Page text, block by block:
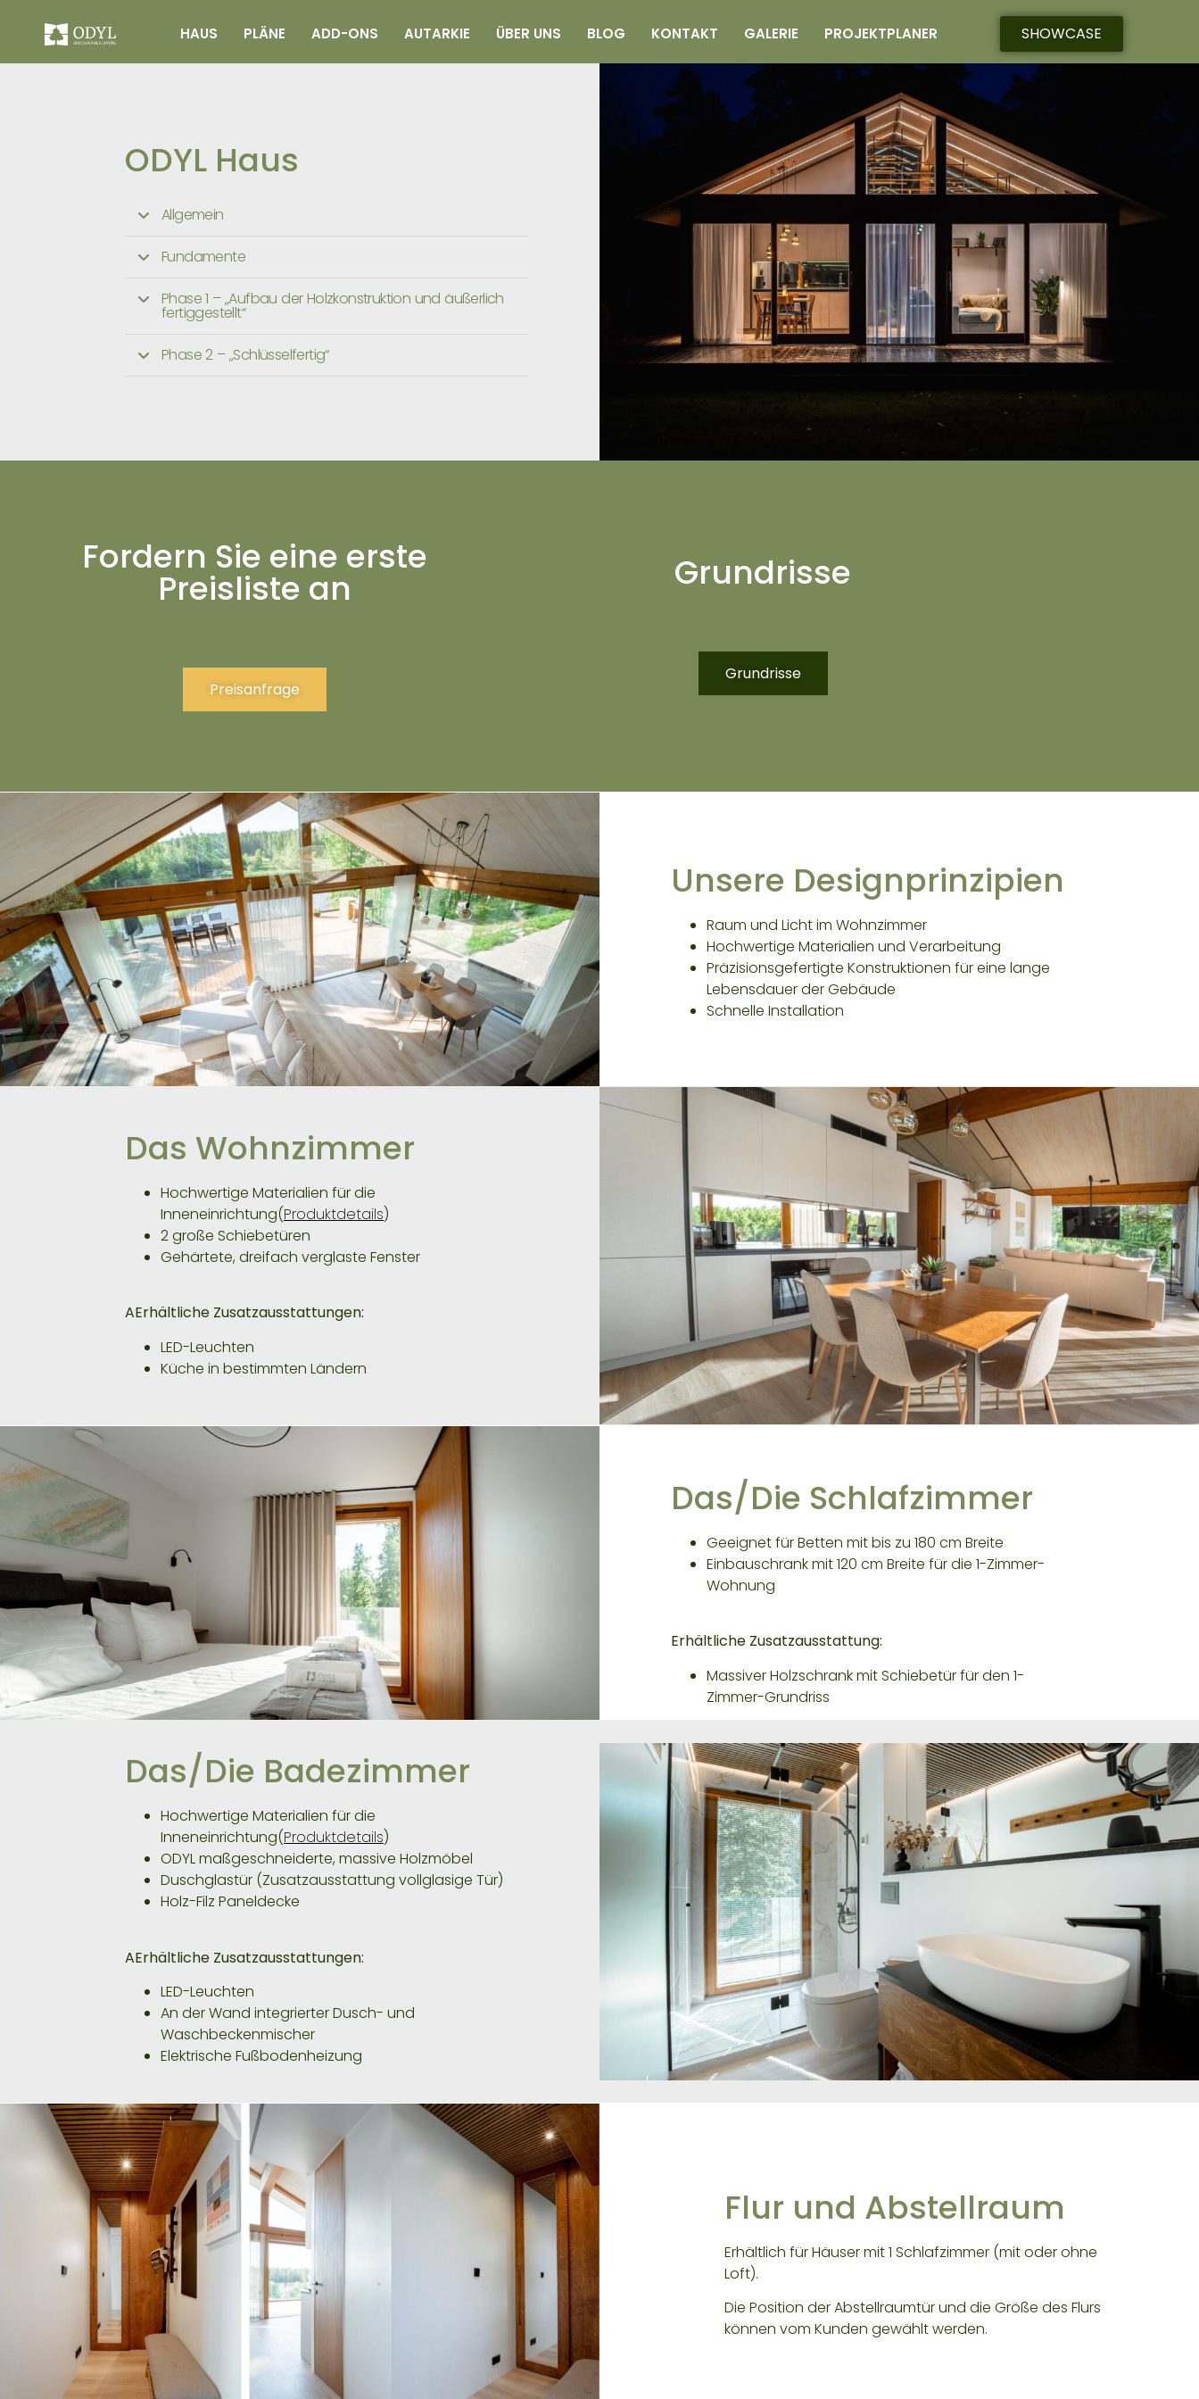
HAUS PLÄNE ADD-ONS AUTARKIE ÜBER UNS BLOG KONTAKT GALERIE PROJEKTPLANER SHOWCASE
ODYL Haus
Allgemein
Fundamente
Phase 1 – „Aufbau der Holzkonstruktion und äußerlich
fertiggestellt“
Phase 2 – „Schlüsselfertig“
Fordern Sie eine erste
Preisliste an
Preisanfrage
Grundrisse
Grundrisse
Unsere Designprinzipien
Raum und Licht im Wohnzimmer
Hochwertige Materialien und Verarbeitung
Präzisionsgefertigte Konstruktionen für eine lange
Lebensdauer der Gebäude
Schnelle Installation
Das Wohnzimmer
Hochwertige Materialien für die
Inneneinrichtung(Produktdetails)
2 große Schiebetüren
Gehärtete, dreifach verglaste Fenster
AErhältliche Zusatzausstattungen:
LED-Leuchten
Küche in bestimmten Ländern
Das/Die Schlafzimmer
Geeignet für Betten mit bis zu 180 cm Breite
Einbauschrank mit 120 cm Breite für die 1-Zimmer-
Wohnung
Erhältliche Zusatzausstattung:
Massiver Holzschrank mit Schiebetür für den 1-
Zimmer-Grundriss
Das/Die Badezimmer
Hochwertige Materialien für die
Inneneinrichtung(Produktdetails)
ODYL maßgeschneiderte, massive Holzmöbel
Duschglastür (Zusatzausstattung vollglasige Tür)
Holz-Filz Paneldecke
AErhältliche Zusatzausstattungen:
LED-Leuchten
An der Wand integrierter Dusch- und
Waschbeckenmischer
Elektrische Fußbodenheizung
Flur und Abstellraum
Erhältlich für Häuser mit 1 Schlafzimmer (mit oder ohne
Loft).
Die Position der Abstellraumtür und die Größe des Flurs
können vom Kunden gewählt werden.